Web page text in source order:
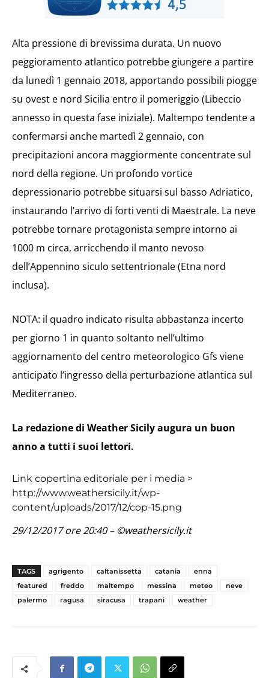
Alta pressione di brevissima durata. Un nuovo
peggioramento atlantico potrebbe giungere a partire
da lunedì 1 gennaio 2018, apportando possibili piogge
su ovest e nord Sicilia entro il pomeriggio (Libeccio
annesso in questa fase iniziale). Maltempo tendente a
confermarsi anche martedì 2 gennaio, con
precipitazioni ancora maggiormente concentrate sul
nord della regione. Un profondo vortice
depressionario potrebbe situarsi sul basso Adriatico,
instaurando l’arrivo di forti venti di Maestrale. La neve
potrebbe tornare protagonista sempre intorno ai
1000 m circa, arricchendo il manto nevoso
dell’Appennino siculo settentrionale (Etna nord
inclusa).
NOTA: il quadro indicato risulta abbastanza incerto
per giorno 1 in quanto soltanto nell’ultimo
aggiornamento del centro meteorologico Gfs viene
anticipato l’ingresso della perturbazione atlantica sul
Mediterraneo.
La redazione di Weather Sicily augura un buon
anno a tutti i suoi lettori.
Link copertina editoriale per i media >
http://www.weathersicily.it/wp-
content/uploads/2017/12/cop-15.png
29/12/2017 ore 20:40 – ©weathersicily.it
TAGS agrigento caltanissetta catania
enna
featured
freddo maltempo messina meteo
neve
palermo
ragusa siracusa trapani weather